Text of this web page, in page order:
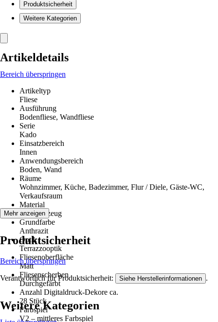
Produktsicherheit
Weitere Kategorien
Artikeldetails
Bereich überspringen
Artikeltyp
Fliese
Ausführung
Bodenfliese, Wandfliese
Serie
Kado
Einsatzbereich
Innen
Anwendungsbereich
Boden, Wand
Räume
Wohnzimmer, Küche, Badezimmer, Flur / Diele, Gäste-WC,
Verkaufsraum
Material
Feinsteinzeug
Grundfarbe
Anthrazit
Optik
Terrazzooptik
Fliesenoberfläche
Matt
Fliesenscherben
Durchgefärbt
Anzahl Digitaldruck-Dekore ca.
28 Stück
Farbspiel
V2 – mittleres Farbspiel
Mehr anzeigen
Produktsicherheit
Bereich überspringen
Verantwortlich für Produktsicherheit: Siehe Herstellerinformationen .
Weitere Kategorien